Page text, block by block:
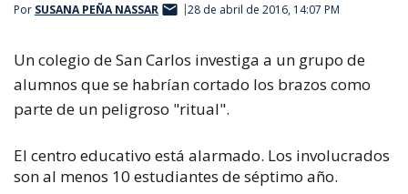
Por SUSANA PEÑA NASSAR 28 de abril de 2016, 14:07 PM
Un colegio de San Carlos investiga a un grupo de
alumnos que se habrían cortado los brazos como
parte de un peligroso "ritual".
El centro educativo está alarmado. Los involucrados
son al menos 10 estudiantes de séptimo año.